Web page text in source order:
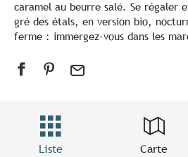
caramel au beurre salé. Se régaler
gré des étals, en version bio,
ferme : immergez-vous dans les
Liste Carte